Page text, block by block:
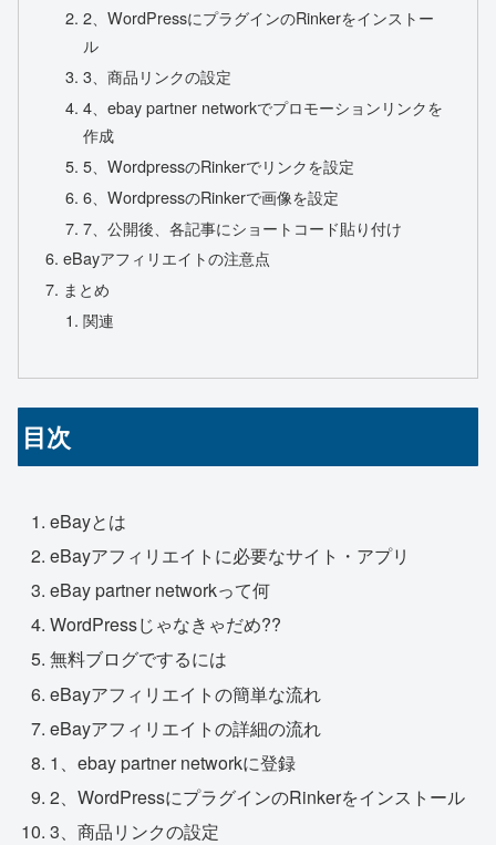
2、WordPressにプラグインのRinkerをインストー
ル
3、商品リンクの設定
4、ebay partner networkでプロモーションリンクを
作成
5、WordpressのRinkerでリンクを設定
6、WordpressのRinkerで画像を設定
7、公開後、各記事にショートコード貼り付け
eBayアフィリエイトの注意点
まとめ
関連
目次
eBayとは
eBayアフィリエイトに必要なサイト・アプリ
eBay partner networkって何
WordPressじゃなきゃだめ??
無料ブログでするには
eBayアフィリエイトの簡単な流れ
eBayアフィリエイトの詳細の流れ
1、ebay partner networkに登録
2、WordPressにプラグインのRinkerをインストール
3、商品リンクの設定